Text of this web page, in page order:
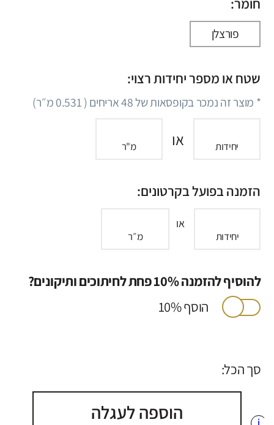
פורצלן
שטח או מספר יחידות רצוי:
* מוצר זה נמכר בקופסאות של48אריחים (0.531מ״ר)
יחידות או מ"ר
הזמנה בפועל בקרטונים:
יחידות
או
מ״ר
להוסיף להזמנה 10% פחת לחיתוכים ותיקונים?
הוסף 10%
סך הכל:
הוספה לעגלה